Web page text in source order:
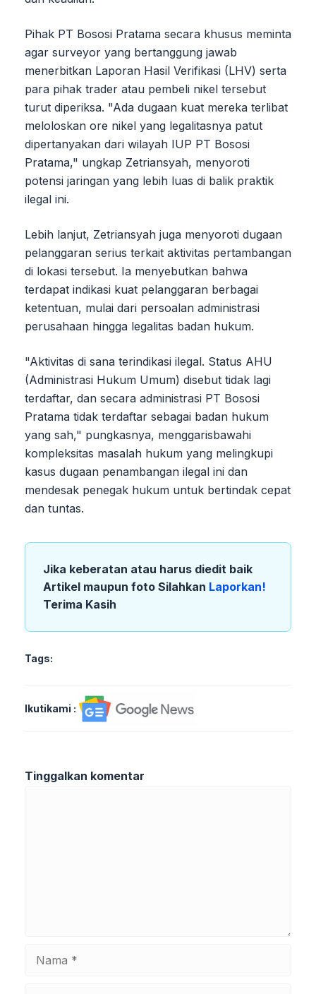
Pihak PT Bososi Pratama secara khusus meminta
agar surveyor yang bertanggung jawab
menerbitkan Laporan Hasil Verifikasi (LHV) serta
para pihak trader atau pembeli nikel tersebut
turut diperiksa. "Ada dugaan kuat mereka terlibat
meloloskan ore nikel yang legalitasnya patut
dipertanyakan dari wilayah IUP PT Bososi
Pratama," ungkap Zetriansyah, menyoroti
potensi jaringan yang lebih luas di balik praktik
ilegal ini.
Lebih lanjut, Zetriansyah juga menyoroti dugaan
pelanggaran serius terkait aktivitas pertambangan
di lokasi tersebut. Ia menyebutkan bahwa
terdapat indikasi kuat pelanggaran berbagai
ketentuan, mulai dari persoalan administrasi
perusahaan hingga legalitas badan hukum.
"Aktivitas di sana terindikasi ilegal. Status AHU
(Administrasi Hukum Umum) disebut tidak lagi
terdaftar, dan secara administrasi PT Bososi
Pratama tidak terdaftar sebagai badan hukum
yang sah," pungkasnya, menggarisbawahi
kompleksitas masalah hukum yang melingkupi
kasus dugaan penambangan ilegal ini dan
mendesak penegak hukum untuk bertindak cepat
dan tuntas.
Jika keberatan atau harus diedit baik
Artikel maupun foto Silahkan Laporkan!
Terima Kasih
Tags:
Ikutikami :
Tinggalkan komentar